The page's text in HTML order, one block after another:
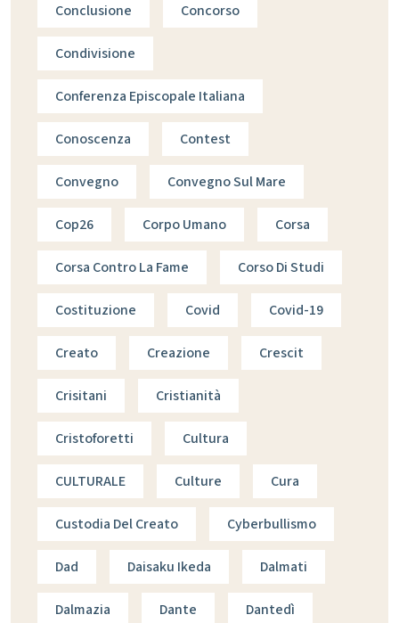
Conclusione Concorso
Condivisione
Conferenza Episcopale Italiana
Conoscenza Contest
Convegno Convegno Sul Mare
Cop26 Corpo Umano Corsa
Corsa Contro La Fame Corso Di Studi
Costituzione Covid Covid-19
Creato Creazione Crescit
Crisitani Cristianità
Cristoforetti Cultura
CULTURALE Culture Cura
Custodia Del Creato Cyberbullismo
Dad Daisaku Ikeda Dalmati
Dalmazia Dante Dantedì